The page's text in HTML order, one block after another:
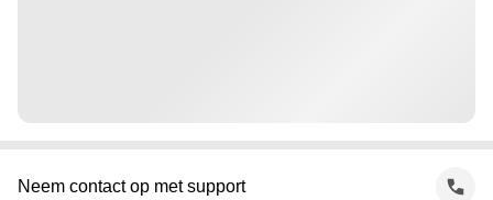
Neem contact op met support